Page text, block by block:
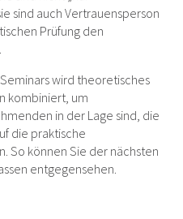
sind auch Vertrauensperson
Prüfung den
wird theoretisches
kombiniert, um
in der Lage sind, die
die praktische
So können Sie der nächsten
entgegensehen.